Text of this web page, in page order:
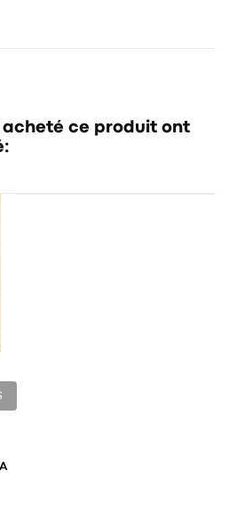
acheté ce produit ont